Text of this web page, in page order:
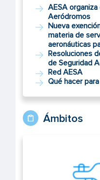
AESA
Aeródromos
Nueva
materia de
aeronáuticas
Resoluciones
de Seguridad
Red AESA
Qué hacer
Ámbitos